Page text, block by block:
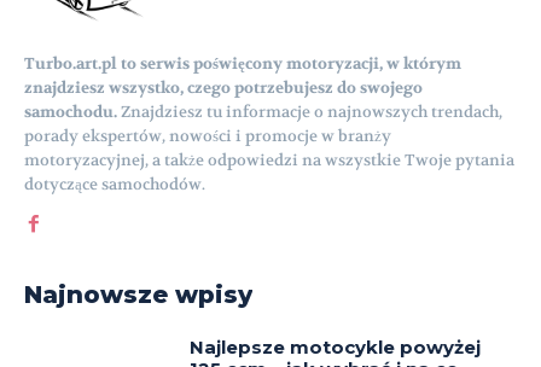
Turbo.art.pl to serwis poświęcony motoryzacji, w którym
znajdziesz wszystko, czego potrzebujesz do swojego
samochodu.Znajdziesz tu informacje o najnowszych trendach,
porady ekspertów, nowości i promocje w branży
motoryzacyjnej, a także odpowiedzi na wszystkie Twoje pytania
dotyczące samochodów.
Najnowsze wpisy
Najlepsze motocykle powyżej